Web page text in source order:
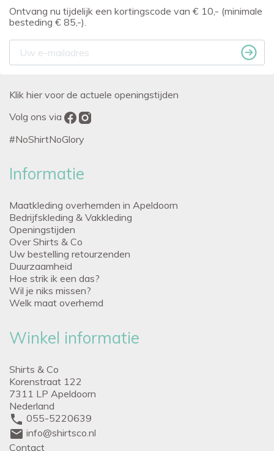
Ontvang nu tijdelijk een kortingscode van € 10,- (minimale
besteding € 85,-).
Klik hier voor de actuele openingstijden
Volg ons via
#NoShirtNoGlory
Informatie
Maatkleding overhemden in Apeldoorn
Bedrijfskleding & Vakkleding
Openingstijden
Over Shirts & Co
Uw bestelling retourzenden
Duurzaamheid
Hoe strik ik een das?
Wil je niks missen?
Welk maat overhemd
Winkel informatie
Shirts & Co
Korenstraat 122
7311 LP Apeldoorn
Nederland
phone 055-5220639
mail info@shirtsco.nl
Contact